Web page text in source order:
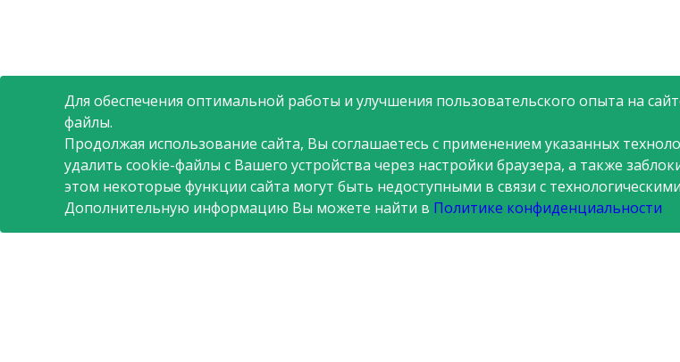
Для обеспечения оптимальной работы и улучшения пользовательского опыта на
файлы.
Продолжая использование сайта, Вы соглашаетесь с применением указанных
удалить cookie-файлы с Вашего устройства через настройки браузера, а также
этом некоторые функции сайта могут быть недоступными в связи с
Дополнительную информацию Вы можете найти в Политике конфиденциальности